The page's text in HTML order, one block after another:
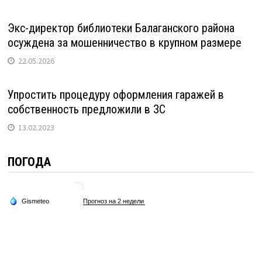
Экс-директор библиотеки Балаганского района
осуждена за мошенничество в крупном размере
22.05.2026
Упростить процедуру оформления гаражей в
собственность предложили в ЗС
13.02.2023
ПОГОДА